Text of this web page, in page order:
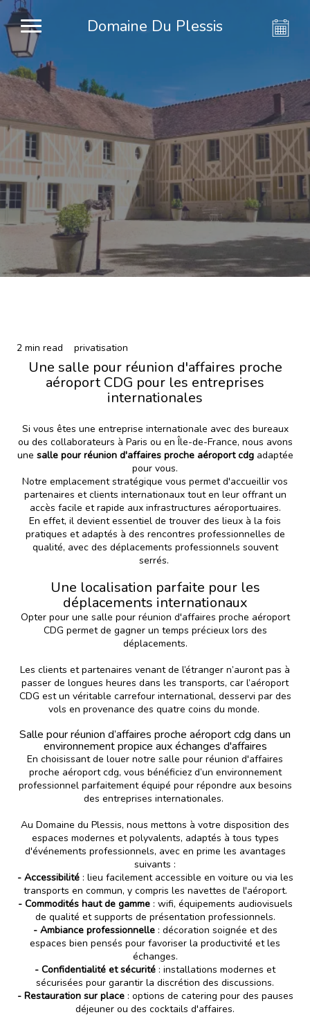
Domaine Du Plessis
2 min read privatisation
Une salle pour réunion d'affaires proche
aéroport CDG pour les entreprises
internationales
Si vous êtes une entreprise internationale avec des bureaux
ou des collaborateurs à Paris ou en Île-de-France, nous avons
une salle pour réunion d'affaires proche aéroport cdg adaptée
pour vous.
Notre emplacement stratégique vous permet d'accueillir vos
partenaires et clients internationaux tout en leur offrant un
accès facile et rapide aux infrastructures aéroportuaires.
En effet, il devient essentiel de trouver des lieux à la fois
pratiques et adaptés à des rencontres professionnelles de
qualité, avec des déplacements professionnels souvent
serrés.
Une localisation parfaite pour les
déplacements internationaux
Opter pour une salle pour réunion d'affaires proche aéroport
CDG permet de gagner un temps précieux lors des
déplacements.
Les clients et partenaires venant de l’étranger n’auront pas à
passer de longues heures dans les transports, car l’aéroport
CDG est un véritable carrefour international, desservi par des
vols en provenance des quatre coins du monde.
Salle pour réunion d’affaires proche aéroport cdg dans un
environnement propice aux échanges d'affaires
En choisissant de louer notre salle pour réunion d'affaires
proche aéroport cdg, vous bénéficiez d’un environnement
professionnel parfaitement équipé pour répondre aux besoins
des entreprises internationales.
Au Domaine du Plessis, nous mettons à votre disposition des
espaces modernes et polyvalents, adaptés à tous types
d'événements professionnels, avec en prime les avantages
suivants :
- Accessibilité: lieu facilement accessible en voiture ou via les
transports en commun, y compris les navettes de l'aéroport.
- Commodités haut de gamme: wifi, équipements audiovisuels
de qualité et supports de présentation professionnels.
- Ambiance professionnelle: décoration soignée et des
espaces bien pensés pour favoriser la productivité et les
échanges.
- Confidentialité et sécurité : installations modernes et
sécurisées pour garantir la discrétion des discussions.
- Restauration sur place : options de catering pour des pauses
déjeuner ou des cocktails d'affaires.